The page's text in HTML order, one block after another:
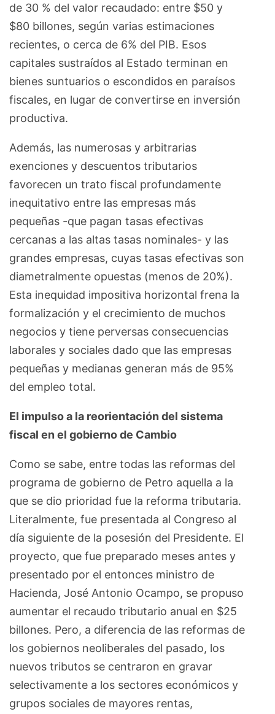
de 30 % del valor recaudado: entre $50 y
$80 billones, según varias estimaciones
recientes, o cerca de 6% del PIB. Esos
capitales sustraídos al Estado terminan en
bienes suntuarios o escondidos en paraísos
fiscales, en lugar de convertirse en inversión
productiva.
Además, las numerosas y arbitrarias
exenciones y descuentos tributarios
favorecen un trato fiscal profundamente
inequitativo entre las empresas más
pequeñas -que pagan tasas efectivas
cercanas a las altas tasas nominales- y las
grandes empresas, cuyas tasas efectivas son
diametralmente opuestas (menos de 20%).
Esta inequidad impositiva horizontal frena la
formalización y el crecimiento de muchos
negocios y tiene perversas consecuencias
laborales y sociales dado que las empresas
pequeñas y medianas generan más de 95%
del empleo total.
El impulso a la reorientación del sistema
fiscal en el gobierno de Cambio
Como se sabe, entre todas las reformas del
programa de gobierno de Petro aquella a la
que se dio prioridad fue la reforma tributaria.
Literalmente, fue presentada al Congreso al
día siguiente de la posesión del Presidente. El
proyecto, que fue preparado meses antes y
presentado por el entonces ministro de
Hacienda, José Antonio Ocampo, se propuso
aumentar el recaudo tributario anual en $25
billones. Pero, a diferencia de las reformas de
los gobiernos neoliberales del pasado, los
nuevos tributos se centraron en gravar
selectivamente a los sectores económicos y
grupos sociales de mayores rentas,